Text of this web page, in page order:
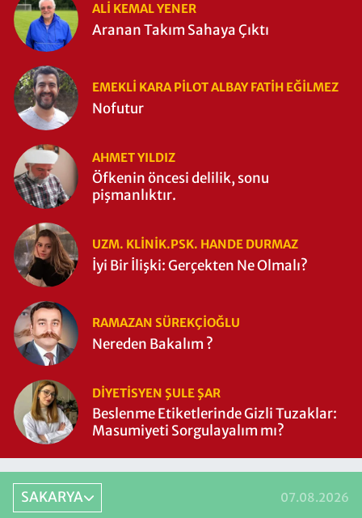
ALI KEMAL YENER
Aranan Takım Sahaya Çıktı
EMEKLI KARA PILOT ALBAY FATIH EĞİLMEZ
Nofutur
AHMET YILDIZ
Öfkenin öncesi delilik, sonu
pişmanlıktır.
UZM. KLINIK.PSK. HANDE DURMAZ
İyi Bir İlişki: Gerçekten Ne Olmalı?
RAMAZAN SÜREKÇIOĞLU
Nereden Bakalım ?
DIYETISYEN ŞULE ŞAR
Beslenme Etiketlerinde Gizli Tuzaklar:
Masumiyeti Sorgulayalım mı?
SAKARYA 07.08.2026